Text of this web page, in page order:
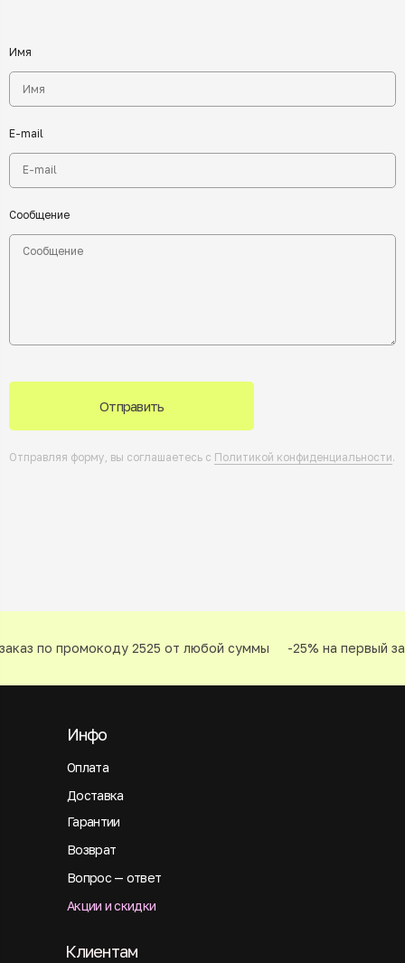
Имя
E-mail
Сообщение
Отправить
Отправляя форму, вы соглашаетесь с Политикой конфиденциальности.
по промокоду 2525 от любой суммы -25% на первый
Оплата
Инфо
Доставка
Гарантии
Возврат
Вопрос — ответ
Акции и скидки
Клиентам